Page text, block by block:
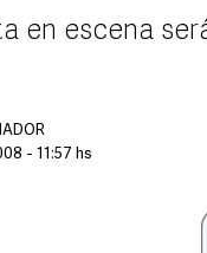
en escena
- 11:57 hs